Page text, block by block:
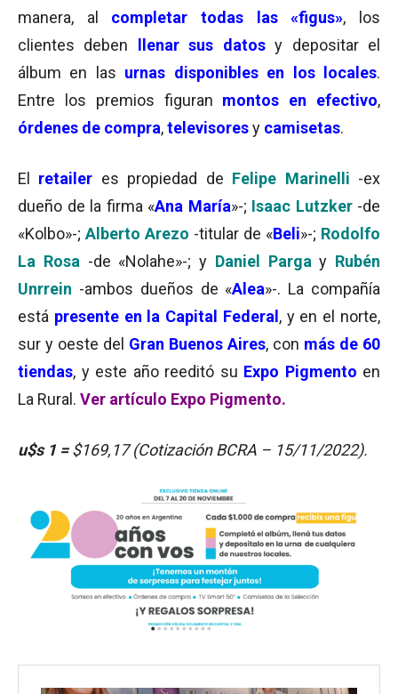
manera, al completar todas las «figus», los
clientes deben llenar sus datosy depositar el
álbum en las urnas disponibles en los locales.
Entre los premios figuran montos en efectivo,
órdenes de compra,televisoresy camisetas.
El retailer es propiedad de Felipe Marinelli -ex
dueño de la firma «Ana María»-; Isaac Lutzker-de
«Kolbo»-; Alberto Arezo -titular de «Beli»-; Rodolfo
La Rosa -de «Nolahe»-; y Daniel Parga y Rubén
Unrrein -ambos dueños de «Alea»-. La compañía
está presente en la Capital Federal , y en el norte,
sur y oeste del Gran Buenos Aires, con más de 60
tiendas, y este año reeditó su Expo Pigmento en
La Rural. Ver artículo Expo Pigmento.
u$s 1 =$169,17 (Cotización BCRA – 15/11/2022).